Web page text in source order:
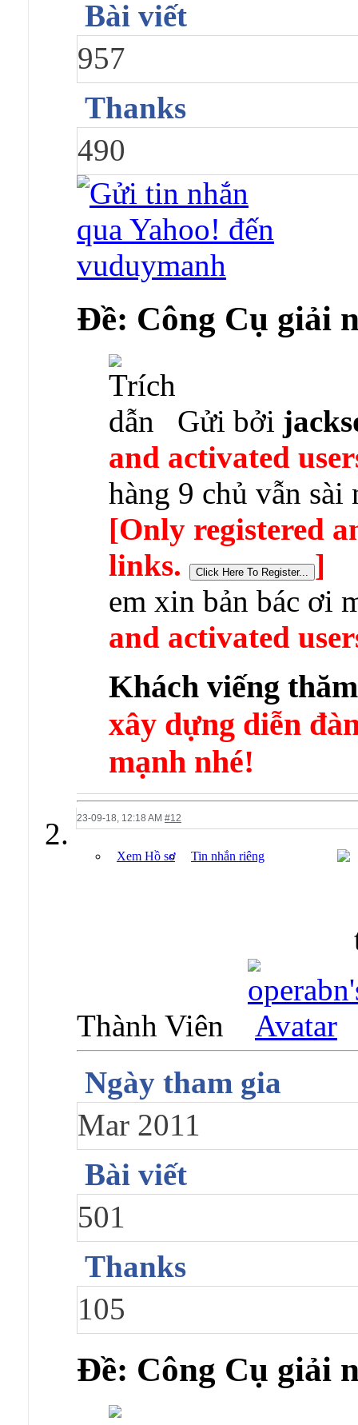
Bài viết
957
Thanks
490
Ðề: Công Cụ giải
Gửi bởi
and activated
hàng 9 chủ vẫn
[Only registered
links.
]
em xin bản bác ơi
and activated
Khách viếng
xây dựng diễn
mạnh nhé!
23-09-18, 12:18 AM #12
Xem Hồ sơ Tin nhắn riêng
Thành Viên
Ngày tham gia
Mar 2011
Bài viết
501
Thanks
105
Ðề: Công Cụ giải